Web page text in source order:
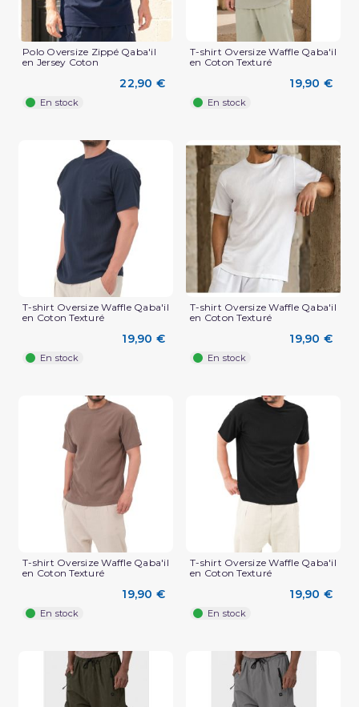
(3 avis)
Polo Oversize Zippé Qaba'il
en Jersey Coton
22,90 €
En stock
T-shirt Oversize Waffle Qaba'il
en Coton Texturé
19,90 €
En stock
T-shirt Oversize Waffle Qaba'il
en Coton Texturé
19,90 €
En stock
T-shirt Oversize Waffle Qaba'il
en Coton Texturé
19,90 €
En stock
T-shirt Oversize Waffle Qaba'il
en Coton Texturé
19,90 €
En stock
T-shirt Oversize Waffle Qaba'il
en Coton Texturé
19,90 €
En stock